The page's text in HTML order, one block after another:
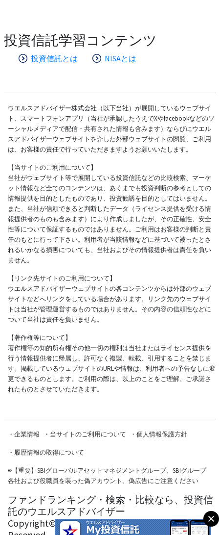
投資信託学習コンテンツ
投資信託とは NISAとは
ウエルスアドバイザー株式会社（以下当社）が展開しているウェブサイ
ト、スマートフォンアプリ（当社が承認したうえでXやfacebookなどのソ
ーシャルメディアで配信・共有された情報も含みます）ならびにウエル
スアドバイザーウェブサイトを介した外部ウェブサイトの閲覧、ご利用
は、お客様の責任で行っていただきますようお願いいたします。
【当サイトのご利用について】
当社がウェブサイト等で展開している投資信託などの比較検索、マーケ
ット情報など全てのコンテンツは、あくまでも投資判断の参考としての
情報提供を目的としたものであり、投資勧誘を目的としてはいません。
また、当社が信頼できると判断したデータ（ライセンス提供を受ける情
報提供者のものも含みます）により作成しましたが、その正確性、安全
性等について保証するものではありません。ご利用はお客様の判断と責
任のもとに行って下さい。利用者が当該情報などに基づいて被ったとさ
れるいかなる損害についても、当社およびその情報提供者は責任を負い
ません。
【リンク先サイトのご利用について】
ウエルスアドバイザーウェブサイトの各コンテンツからは外部のウェブ
サイトなどへリンクをしている場合があります。リンク先のウェブサイ
トは当社が管理運営するものではありません。その内容の信頼性などに
ついて当社は責任を負いません。
【著作権等について】
著作権等の知的所有権その他一切の権利は当社またはライセンス提供を
行う情報提供者に帰属し、許可なく複製、転載、引用することを禁じま
す。掲載しているウェブサイトのURLや情報は、利用者への予告なしに変
更できるものとします。ご利用の際は、以上のことをご理解、ご承諾さ
れたものとさせていただきます。
・ 企業情報 ・ 当サイトのご利用について ・ 個人情報保護方針
・ 履歴情報の取得について
※【重要】SBIグローバルアセットマネジメントグループ、SBIグループ
各社および役職員を装った偽アカウント、偽広告にご注意ください
ファンドランキング・検索・比較なら、投資信
託のウエルスアドバイザー
Copyright© Wealth Advisor Co., Ltd. All Rights